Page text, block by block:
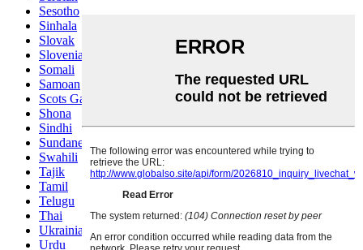
Sesotho
Sinhala
Slovak
Slovenian
Somali
Samoan
Scots Gaelic
Shona
Sindhi
Sundanese
Swahili
Tajik
Tamil
Telugu
Thai
Ukrainian
Urdu